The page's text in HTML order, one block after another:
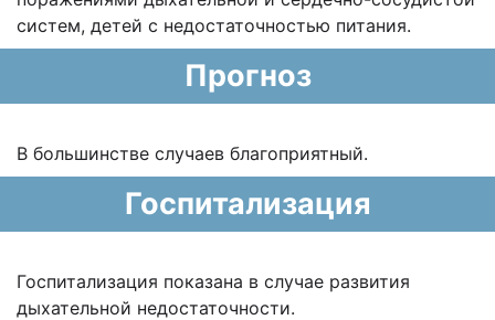
систем, детей с недостаточностью питания.
Прогноз
В большинстве случаев благоприятный.
Госпитализация
Госпитализация показана в случае развития
дыхательной недостаточности.